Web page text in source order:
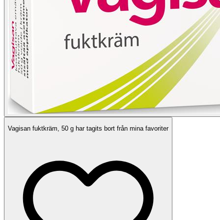
Vagisan fuktkräm, 50 g har tagits bort från mina favoriter